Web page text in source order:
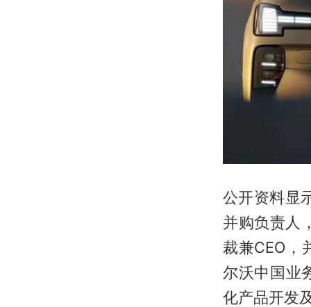
公开资料显
并购负责人
裁兼CEO，
尔沃中国业
化产品开发